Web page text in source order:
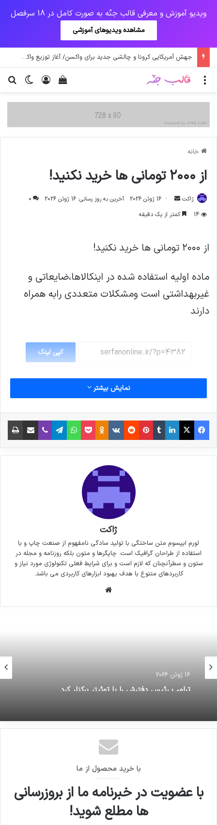
ویدیو آموزش و معرفی قالب جنّه به صورت کامل در 18 سرفصل
مشاهده ویدیوهای آموزشی
جهش آمریکایی کرونا و چالشی جدید برای واکسن/ آغاز توزیع واکسن از سوی اتحادیه کوواکس
تغییر ورود
دیدن سبد خرید منو
خانه
از ۲۰۰۰ تومانی ها خرید نکنید!
ژاکت
ارسال
ایمیل
16 ژوئن 2026 آخرین به روز رسانی: 16 ژوئن 2026
0
14
کمتر از یک دقیقه
از ۲۰۰۰ تومانی ها خرید نکنید!
ماده اولیه استفاده شده در اینکالاها،ضایعاتی و
غیربهداشتی است ومشکلات متعددی رابه همراه
دارند
کپی لینک
نمایش بیشتر
فیس بوک X لینکدین
‫تامبلر‫پین‌ترست
‫رددیت‫VKontakte
‫Odnoklassniki
پاکتواتس آپ تلگراموایبر اشتراک گذاری از طریق ایمیل
ژاکت
لورم ایپسوم متن ساختگی با تولید سادگی نامفهوم از صنعت چاپ و با
استفاده از طراحان گرافیک است. چاپگرها و متون بلکه روزنامه و مجله در
ستون و سطرآنچنان که لازم است و برای شرایط فعلی تکنولوژی مورد نیاز و
کاربردهای متنوع با هدف بهبود ابزارهای کاربردی می باشد.
16 ژوئن 2026
ترامپ رئیس دفترش را با توئیتر برکنار کرد
با خرید محصول از ما
با عضویت در خبرنامه ما از بروزرسانی
ها مطلع شوید!